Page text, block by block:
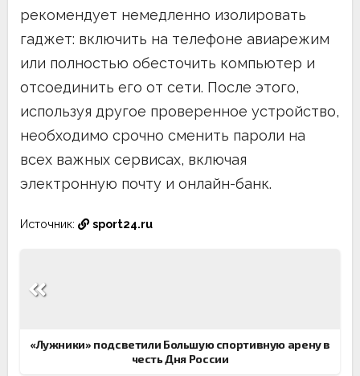
рекомендует немедленно изолировать
гаджет: включить на телефоне авиарежим
или полностью обесточить компьютер и
отсоединить его от сети. После этого,
используя другое проверенное устройство,
необходимо срочно сменить пароли на
всех важных сервисах, включая
электронную почту и онлайн-банк.
Источник: sport24.ru
по
«Лужники» подсветили Большую спортивную арену в
честь Дня России